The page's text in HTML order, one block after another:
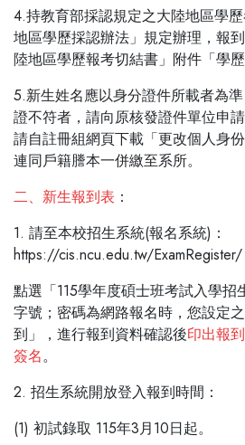
4.持教育部採認規定之大陸地區學
地區學歷採認辦法」規定辦理，報
陸地區學歷報考切結書」附件「學
5.新生姓名應以身分證件所載者為
證不符者，請向原核發證件單位申
請自註冊組網頁下載「更改個人身
連同戶籍謄本一併繳至系所。
二、新生報到表 ：
1. 請至本校招生系統(報名系統)：
https://cis.ncu.edu.tw/ExamRegister/
點選「115學年度碩士班考試入學招
字號；密碼為網路報名時，您設定
到」，進行報到資料確認後印出報
簽名。
2. 招生系統開放登入報到時間：
(1) 初試錄取 115年3月10日起。